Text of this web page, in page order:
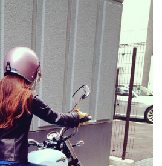
ただきまして。
1台、中免で乗れるバイクを調達
しなければならないということ
で、Akiko記者の実家に大切に保
管されている250ccのバイクをツ
ーリング出発時間前に、編集部ま
で持ってくることになりました。
ミッション：...